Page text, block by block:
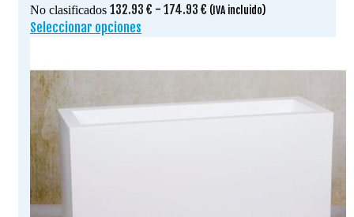
No clasificados 132.93 € - 174.93 € Rango
174.93 €
(IVA incluido)
Seleccionar opciones